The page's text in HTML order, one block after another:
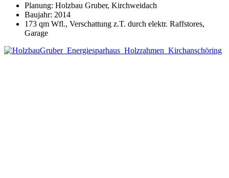
Planung: Holzbau Gruber, Kirchweidach
Baujahr: 2014
173 qm Wfl., Verschattung z.T. durch elektr. Raffstores,
Garage